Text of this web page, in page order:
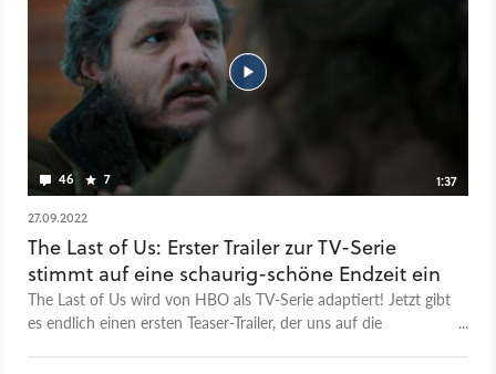
Atmosphäre der gefeierten Vorlage. Auch eines der
gefürchteten Monster aus den Spielen ist am Ende des Trailer
zu sehen: Ein Bloater, der schwer gepanzert ist und tödliche
Sporenbomben schleudert. The Last of Us startet in
Deutschland bei Sky bzw. dessen Ableger WOW TV in der
Nacht vom 15. auf den 16. Januar 2023. Staffel 1 wird 10
Episoden umfassen und auch auf den DLC The Last of Us:
Left Behind Bezug nehmen.
46 7
1:37
27.09.2022
The Last of Us: Erster Trailer zur TV-Serie
stimmt auf eine schaurig-schöne Endzeit ein
The Last of Us wird von HBO als TV-Serie adaptiert! Jetzt gibt
es endlich einen ersten Teaser-Trailer, der uns auf die